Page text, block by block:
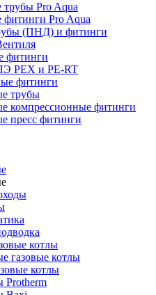
Pro Aqua
Pro Aqua
(ПНД) и фитинги
фитинги
PEX и PE-RT
фитинги
трубы
компрессионные фитинги
пресс фитинги
котлы
газовые котлы
котлы
Protherm